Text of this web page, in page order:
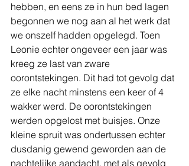
hebben, en eens ze in hun bed lagen
begonnen we nog aan al het werk dat
we onszelf hadden opgelegd. Toen
Leonie echter ongeveer een jaar was
kreeg ze last van zware
oorontstekingen. Dit had tot gevolg dat
ze elke nacht minstens een keer of 4
wakker werd. De oorontstekingen
werden opgelost met buisjes. Onze
kleine spruit was ondertussen echter
dusdanig gewend geworden aan de
nachtelijke aandacht, met als gevolg